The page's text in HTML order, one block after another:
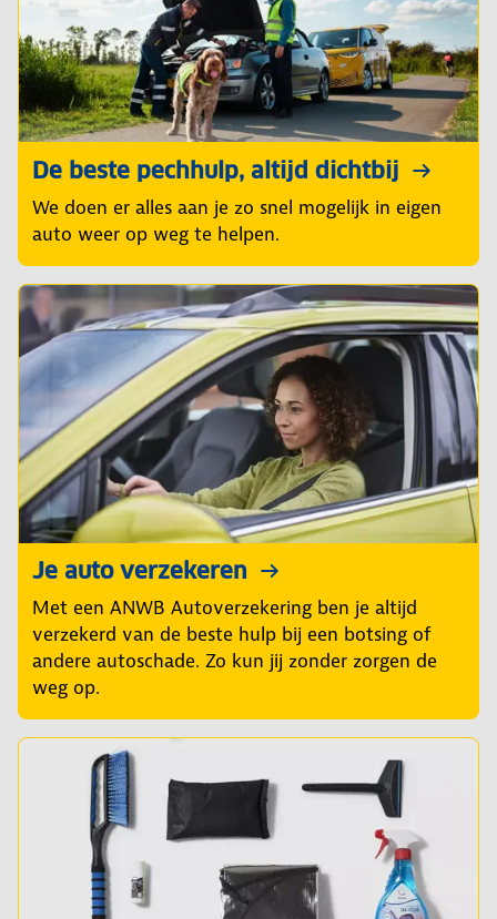
De beste pechhulp, altijd dichtbij
We doen er alles aan je zo snel mogelijk in eigen
auto weer op weg te helpen.
Je auto verzekeren
Met een ANWB Autoverzekering ben je altijd
verzekerd van de beste hulp bij een botsing of
andere autoschade. Zo kun jij zonder zorgen de
weg op.